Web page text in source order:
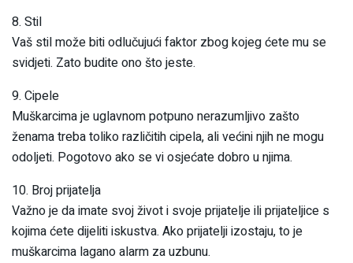
8. Stil
Vaš stil može biti odlučujući faktor zbog kojeg ćete mu se
svidjeti. Zato budite ono što jeste.
9. Cipele
Muškarcima je uglavnom potpuno nerazumljivo zašto
ženama treba toliko različitih cipela, ali većini njih ne mogu
odoljeti. Pogotovo ako se vi osjećate dobro u njima.
10. Broj prijatelja
Važno je da imate svoj život i svoje prijatelje ili prijateljice s
kojima ćete dijeliti iskustva. Ako prijatelji izostaju, to je
muškarcima lagano alarm za uzbunu.